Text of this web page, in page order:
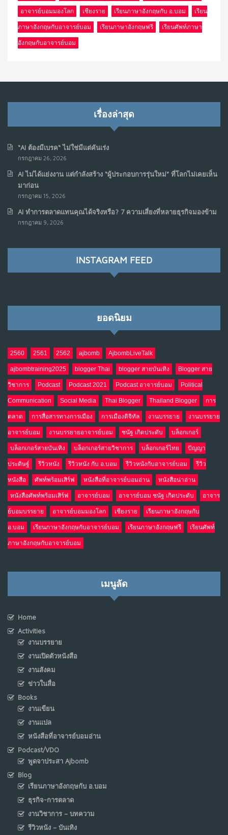
อาจารย์บอมมองโลก เชียงราย เรียนภาษาอังกฤษกับ อ.บอม เรียน
ภาษาอังกฤษกับอาจารย์บอม เรียนภาษาอังกฤษฟรี เรียนศัพท์ภาษา
อังกฤษกับอาจารย์บอม
เรื่องล่าสุด
“AI ต้องมีเบรค“ ไม่ใช่มีแต่คันเร่ง
กรกฎาคม 26, 2026
AI ไม่ได้แย่งงาน แต่กำลังสร้าง “ผู้ประกอบการรุ่นใหม่” ที่โลกไม่เคยเห็น
มาก่อน
กรกฎาคม 15, 2026
AI ทำการตลาดแทนคุณได้จริงหรือ? 7 ความเสี่ยงที่หลายธุรกิจมองข้าม
กรกฎาคม 9, 2026
INSTAGRAM FEED
ยอดนิยม
2560 2561 2562 ajbomb AjbombLiveTalk
ajbombtraining2025 blogger Thai blogger สายบันเทิง Blogger สาย
วิชาการ Podcast Podcast 2021 Podcast อาจารย์บอม Political
Communication Social Media Thai Blogger Thailand Blogger การ
ตลาด การสื่อสารทางการเมือง การเมืองดิจิทัล งานบรรยาย งานบรรยาย
อาจารย์บอม งานบรรยายอาจารย์บอม ชนัฐ เกิดประดับ บล็อกเกอร์
บล็อกเกอร์สายบันเทิง บล็อกเกอร์สายวิชาการ บล็อกเกอร์ไทย ปัญญา
ประดิษฐ์ รีวิวหนัง รีวิวหนัง กับ อ.บอม รีวิวหนังกับอาจารย์บอม รีวิว
หนังสือ ศัพท์พร้อมเสิร์ฟ หนังสือที่อาจารย์บอมอ่าน หนังสือน่าอ่าน
หนังสือศัพท์พร้อมเสิร์ฟ อาจารย์บอม อาจารย์บอม ชนัฐ เกิดประดับ อาจาร
ย์บอมบรรยาย อาจารย์บอมมองโลก เชียงราย เรียนภาษาอังกฤษกับ
อ.บอม เรียนภาษาอังกฤษกับอาจารย์บอม เรียนภาษาอังกฤษฟรี เรียนศัพท์
ภาษาอังกฤษกับอาจารย์บอม
เมนูลัด
Home
Activities
งานบรรยาย
งานเปิดตัวหนังสือ
งานสังคม
ข่าวในสื่อ
Books
งานเขียน
งานแปล
หนังสือที่อาจารย์บอมอ่าน
Podcast/VDO
พูดจาประสา Ajbomb
Blog
เรียนภาษาอังกฤษกับ อ.บอม
ธุรกิจ-การตลาด
งานวิชาการ – บทความ
รีวิวหนัง – บันเทิง